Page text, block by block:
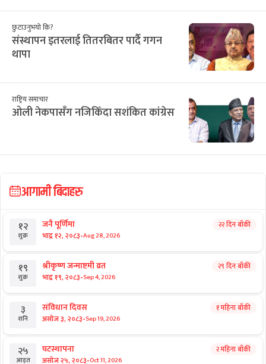
छुटाउनुभयो कि?
संस्थापन इतरलाई तितरबितर पार्दै गगन
थापा
राष्ट्रिय समाचार
ओली नेकपासँग नजिकिँदा सशंकित कांग्रेस
आगामी बिदाहरु
१२
शुक्र
जनै पूर्णिमा
भाद्र १२, २०८३-Aug 28, 2026
२२ दिन बाँकी
१९
शुक्र
श्रीकृष्ण जन्माष्टमी व्रत
भाद्र १९, २०८३-Sep 4, 2026
२९ दिन बाँकी
३
शनि
संविधान दिवस
असोज ३, २०८३-Sep 19, 2026
१ महिना बाँकी
२५
आइत
घटस्थापना
असोज २५, २०८३-Oct 11, 2026
२ महिना बाँकी